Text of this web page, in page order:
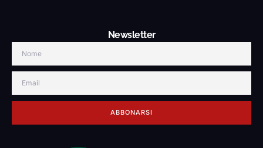
Newsletter
ABBONARSI